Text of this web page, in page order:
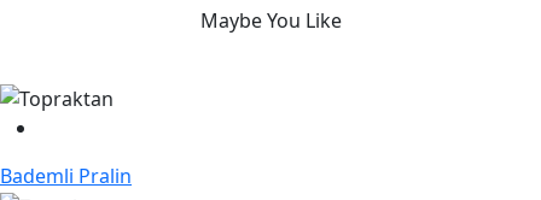
Maybe You Like
Bademli Pralin